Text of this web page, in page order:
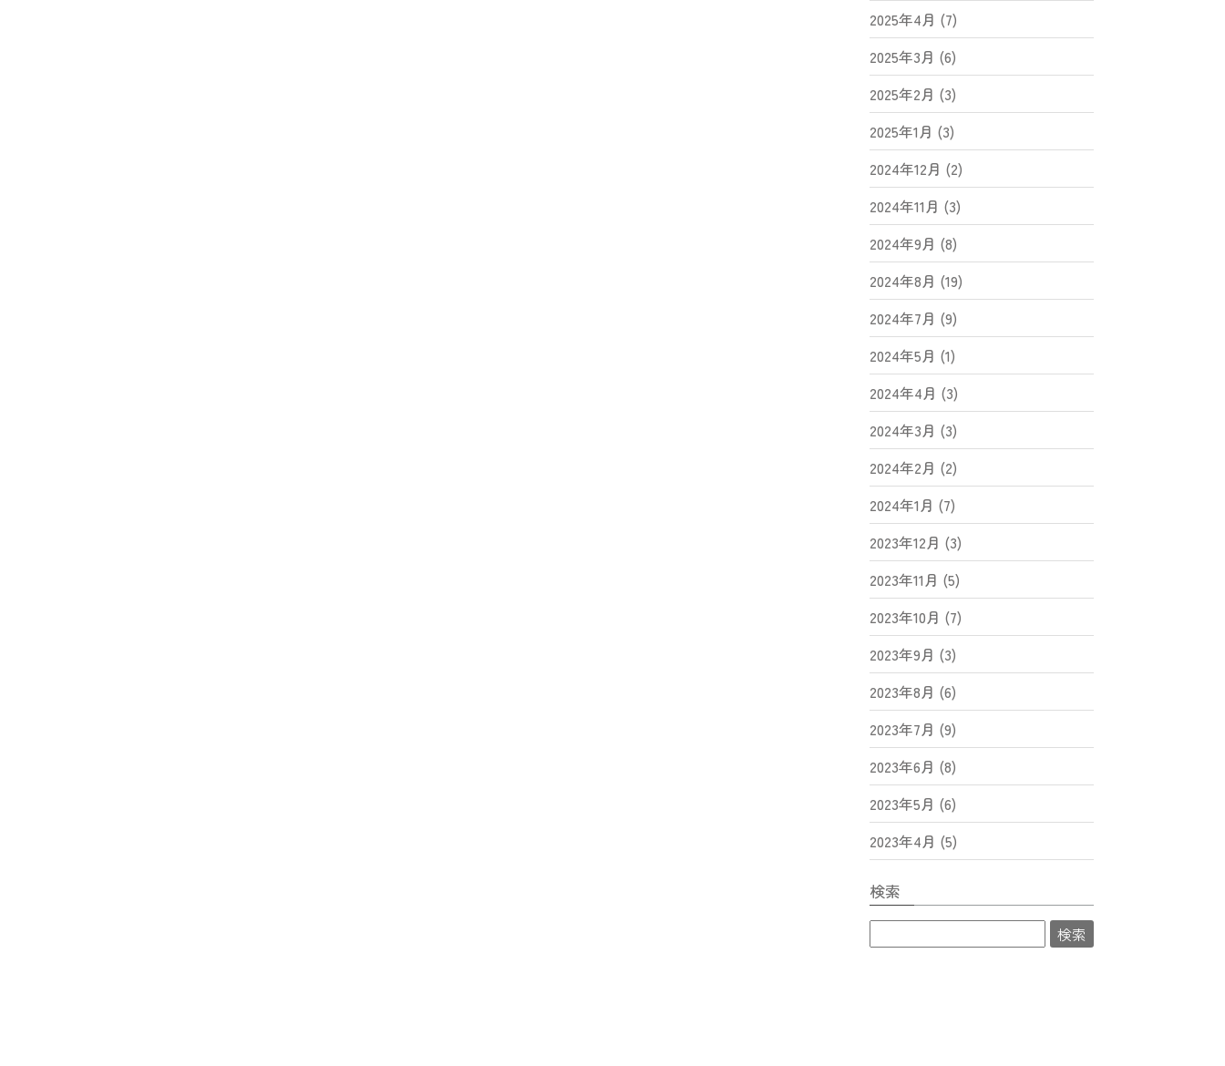
2025年4月 (7)
2025年3月 (6)
2025年2月 (3)
2025年1月 (3)
2024年12月 (2)
2024年11月 (3)
2024年9月 (8)
2024年8月 (19)
2024年7月 (9)
2024年5月 (1)
2024年4月 (3)
2024年3月 (3)
2024年2月 (2)
2024年1月 (7)
2023年12月 (3)
2023年11月 (5)
2023年10月 (7)
2023年9月 (3)
2023年8月 (6)
2023年7月 (9)
2023年6月 (8)
2023年5月 (6)
2023年4月 (5)
検索